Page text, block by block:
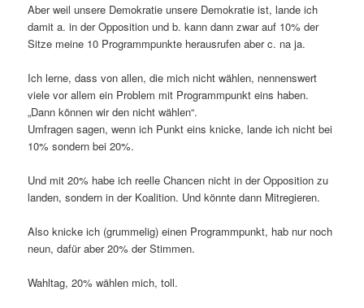
Aber weil unsere Demokratie unsere Demokratie ist, lande ich
damit a. in der Opposition und b. kann dann zwar auf 10% der
Sitze meine 10 Programmpunkte herausrufen aber c. na ja.
Ich lerne, dass von allen, die mich nicht wählen, nennenswert
viele vor allem ein Problem mit Programmpunkt eins haben.
„Dann können wir den nicht wählen“.
Umfragen sagen, wenn ich Punkt eins knicke, lande ich nicht bei
10% sondern bei 20%.
Und mit 20% habe ich reelle Chancen nicht in der Opposition zu
landen, sondern in der Koalition. Und könnte dann Mitregieren.
Also knicke ich (grummelig) einen Programmpunkt, hab nur noch
neun, dafür aber 20% der Stimmen.
Wahltag, 20% wählen mich, toll.